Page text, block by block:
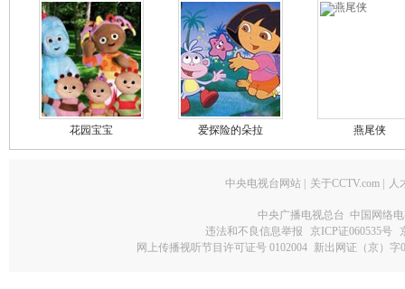
花园宝宝 爱探险的朵拉 燕尾侠
中央电视台网站 关于CCTV.com 人
中央广播电视总台 中国网络
违法和不良信息举报
京ICP证060535号
网上传播视听节目许可证号 0102004 新出网证（京）